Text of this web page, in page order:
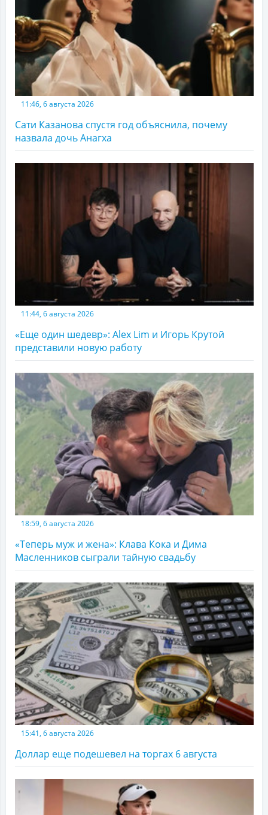
11:46, 6 августа 2026
Сати Казанова спустя год объяснила, почему
назвала дочь Анагха
11:44, 6 августа 2026
«Еще один шедевр»: Alex Lim и Игорь Крутой
представили новую работу
18:59, 6 августа 2026
«Теперь муж и жена»: Клава Кока и Дима
Масленников сыграли тайную свадьбу
15:41, 6 августа 2026
Доллар еще подешевел на торгах 6 августа